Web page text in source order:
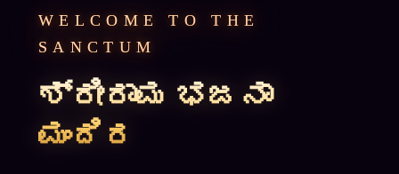
WELCOME TO THE
SANCTUM
ಶ್ರೀರಾಮ ಭಜನಾ
ಮಂದಿರ